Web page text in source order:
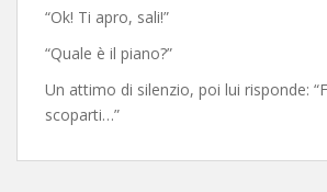
“Ok! Ti apro, sali!”
“Quale è il piano?”
Un attimo di silenzio, poi lui risponde:
scoparti…”